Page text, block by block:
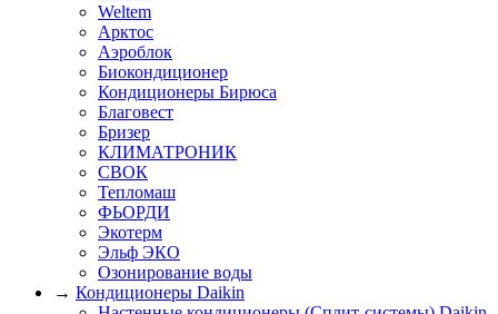
Weltem
Арктос
Аэроблок
Биокондиционер
Кондиционеры Бирюса
Благовест
Бризер
КЛИМАТРОНИК
СВОК
Тепломаш
ФЬОРДИ
Экотерм
Эльф ЭКО
Озонирование воды
→ Кондиционеры Daikin